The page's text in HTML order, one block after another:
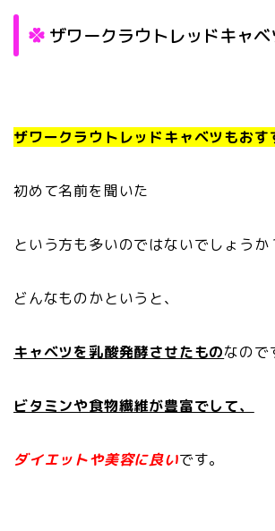
ザワークラウトレッドキャベ
ザワークラウトレッドキャベツもおす
初めて名前を聞いた
という方も多いのではないでしょうか
どんなものかというと、
キャベツを乳酸発酵させたものなので
ビタミンや食物繊維が豊富でして、
ダイエットや美容に良いです。
プライバシー